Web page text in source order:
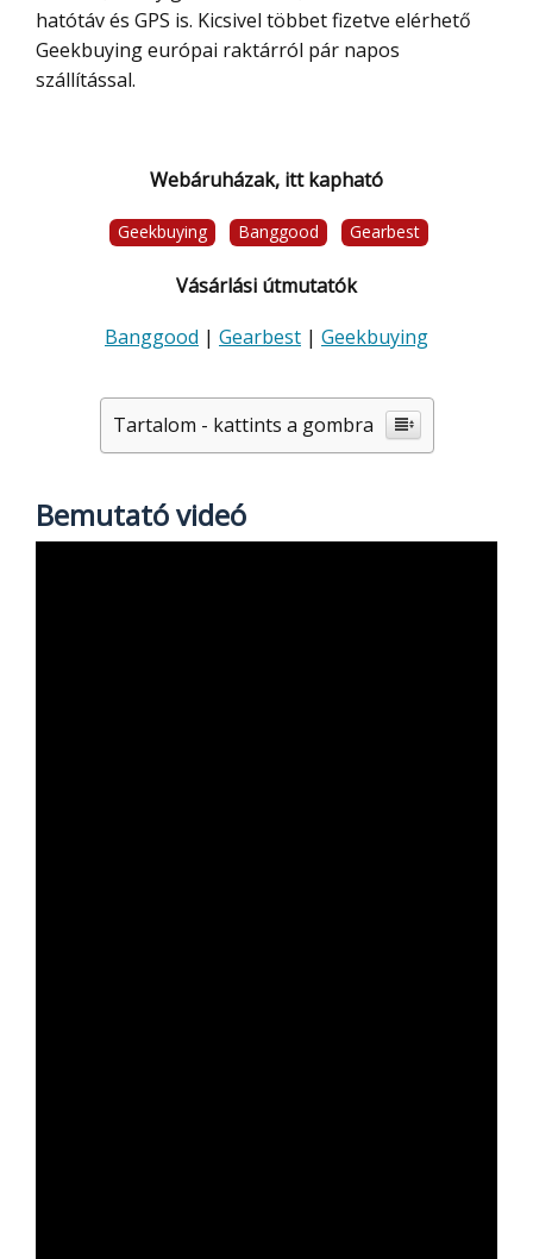
hatótáv és GPS is. Kicsivel többet fizetve elérhető
Geekbuying európai raktárról pár napos
szállítással.
Webáruházak, itt kapható
Geekbuying Banggood Gearbest
Vásárlási útmutatók
Banggood | Gearbest | Geekbuying
Tartalom - kattints a gombra
Bemutató videó